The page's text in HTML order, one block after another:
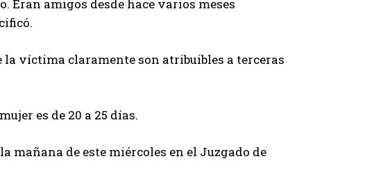
Eran amigos desde hace varios meses
la víctima claramente son atribuibles a terceras
es de 20 a 25 días.
mañana de este miércoles en el Juzgado de